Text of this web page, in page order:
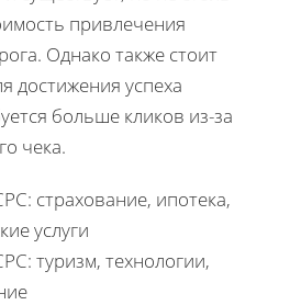
привлечения
Однако также стоит
достижения успеха
больше кликов из-за
чека.
страхование, ипотека,
услуги
туризм, технологии,